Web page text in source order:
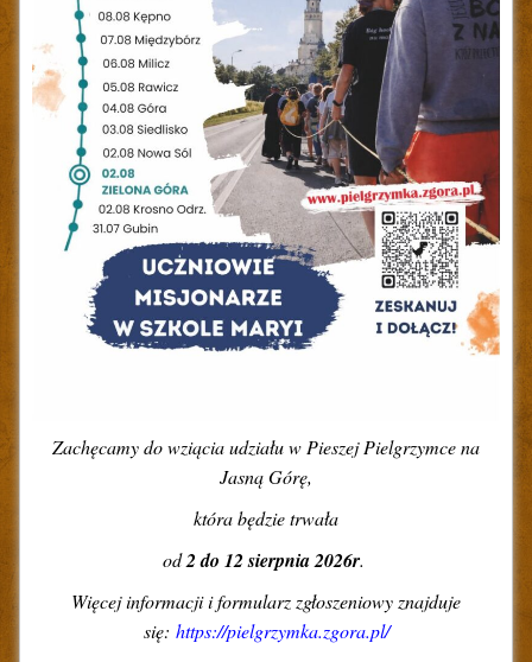
Zachęcamy do wziącia udziału w Pieszej Pielgrzymce na
Jasną Górę,
która będzie trwała
od2 do 12 sierpnia 2026r.
Więcej informacji i formularz zgłoszeniowy znajduje
się: https://pielgrzymka.zgora.pl/